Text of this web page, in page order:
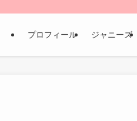
プロフィール ジャニーズ